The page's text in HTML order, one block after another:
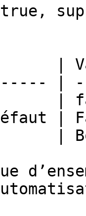
|
|
|
|
|